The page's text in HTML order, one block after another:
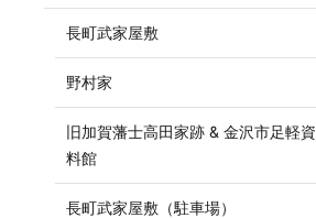
長町武家屋敷
野村家
旧加賀藩士高田家跡 & 金沢市足軽資
料館
長町武家屋敷（駐車場）